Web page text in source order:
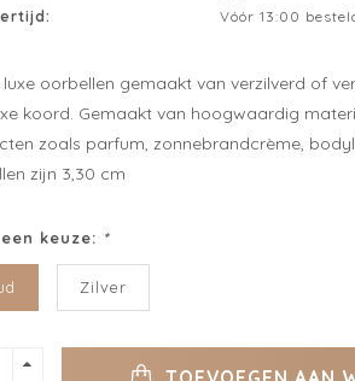
Vóór 13:00
luxe oorbellen gemaakt van verzilverd of
koord. Gemaakt van hoogwaardig
zoals parfum, zonnebrandcrème,
zijn 3,30 cm
keuze: *
Zilver